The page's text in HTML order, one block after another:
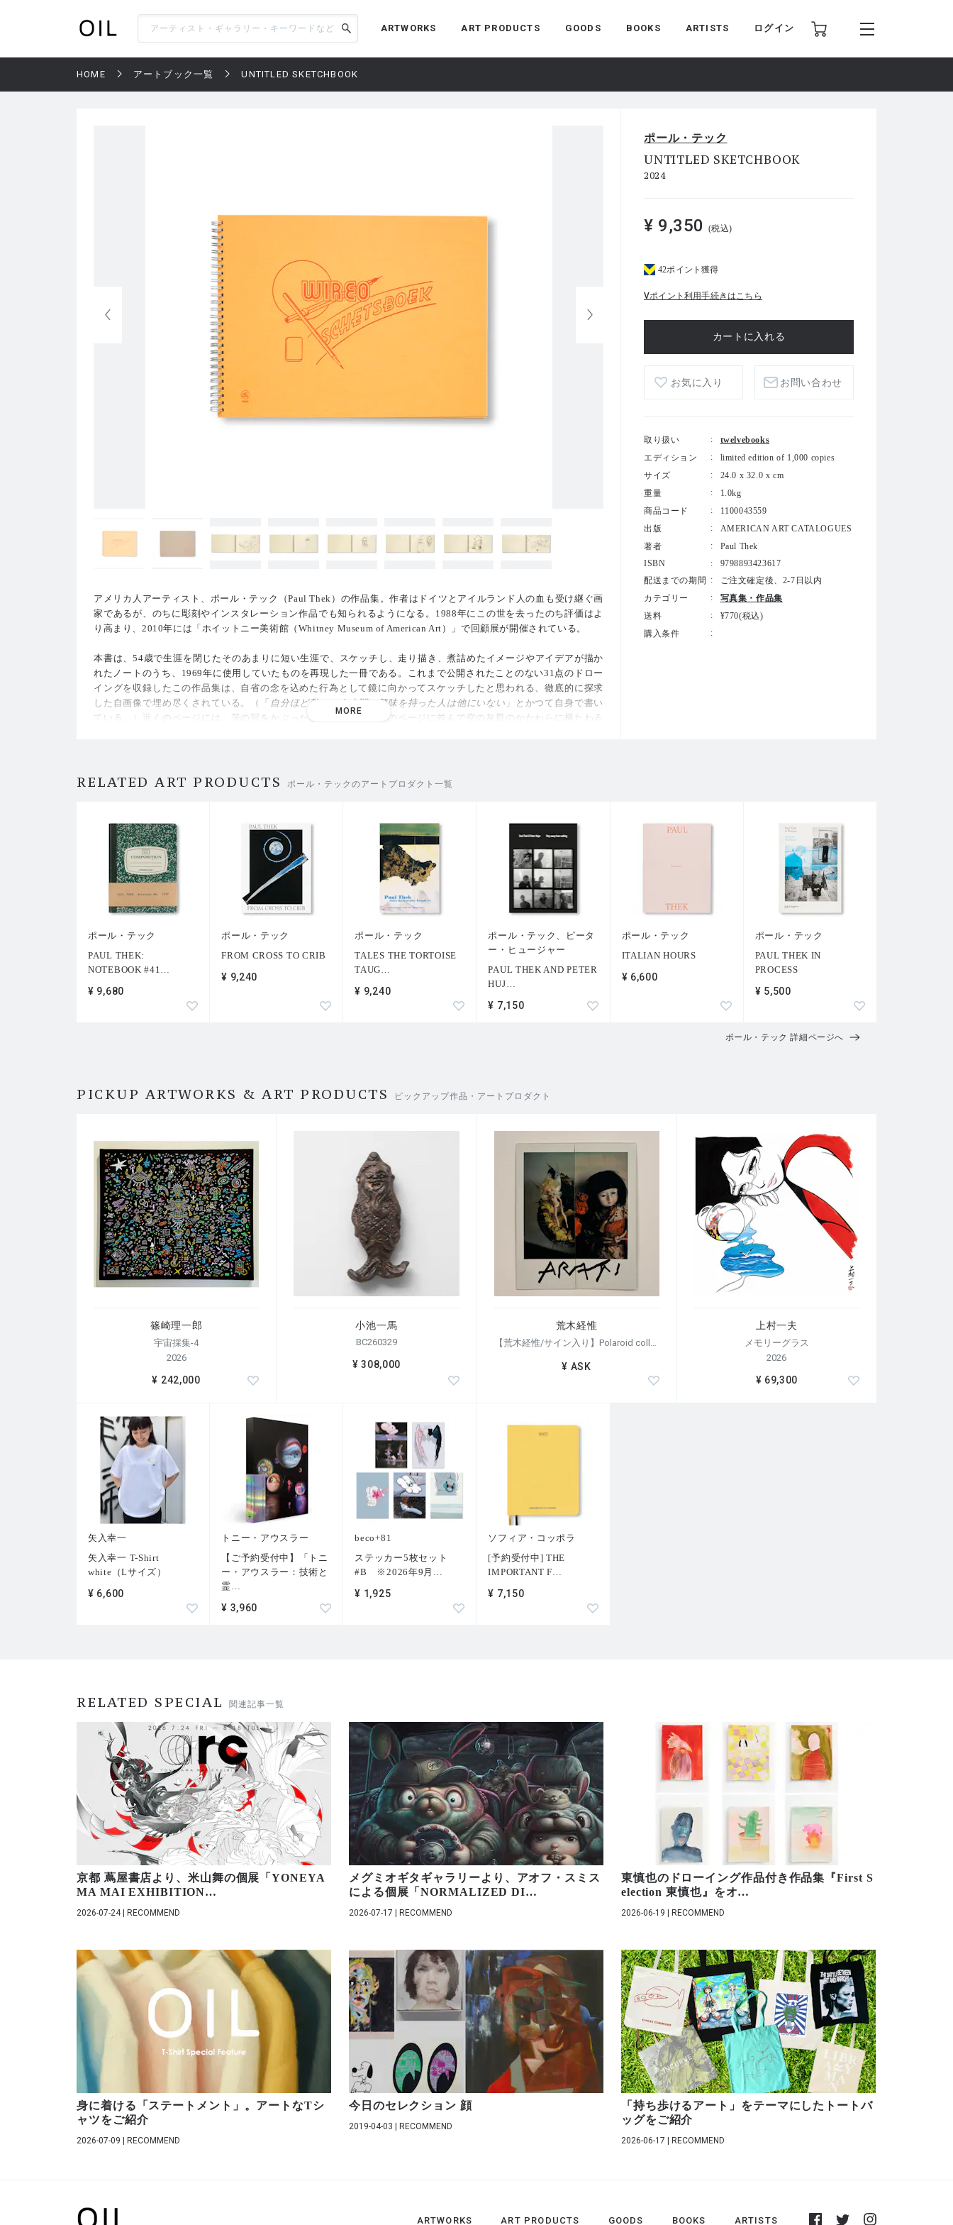
ARTWORKS ART PRODUCTS GOODS BOOKS ARTISTS ログイン
HOME アートブック一覧 UNTITLED SKETCHBOOK
アメリカ人アーティスト、ポール・テック（Paul Thek）の作品集。作者はドイツとアイルランド人の血も受け継ぐ画
家であるが、のちに彫刻やインスタレーション作品でも知られるようになる。1988年にこの世を去ったのち評価はよ
り高まり、2010年には「ホイットニー美術館（Whitney Museum of American Art）」で回顧展が開催されている。
本書は、54歳で生涯を閉じたそのあまりに短い生涯で、スケッチし、走り描き、煮詰めたイメージやアイデアが描か
れたノートのうち、1969年に使用していたものを再現した一冊である。これまで公開されたことのない31点のドロー
イングを収録したこの作品集は、自省の念を込めた行為として鏡に向かってスケッチしたと思われる、徹底的に探求
した自画像で埋め尽くされている。（「 自分ほど私という人間に興味を持った人は他にいない 」とかつて自身で書い
ている。）近くのページには、茨の冠をかぶったキリスト像や、そのページに並んで空の灰皿のかたわらに横たわる
1933年にニューヨークのブルックリンで生まれた作者は、1960年代に初めて注目を集めた。先駆的なインスタレーシ
私は時々、時間以外には何もないと思うことがある、 」作者は語る。「あなたが目にするもの、あなたが感じるも
のは、その瞬間、時間がどのように見えているかということなのだ」—— このことこそ、作者の芸術性が現在もこれ
ほど力強くあり続けている理由を説明しているかもしれない。
MORE
ポール・テック
UNTITLED SKETCHBOOK
2024
¥ 9,350 (税込)
42ポイント獲得
Vポイント利用手続きはこちら
お気に入り お問い合わせ
取り扱い
twelvebooks
エディション
limited edition of 1,000 copies
サイズ
24.0 x 32.0 x cm
重量
1.0kg
商品コード
1100043559
出版
AMERICAN ART CATALOGUES
著者
Paul Thek
ISBN
9798893423617
配送までの期間
ご注文確定後、2-7日以内
カテゴリー
写真集・作品集
送料
¥770(税込)
購入条件
RELATED ART PRODUCTS ポール・テックのアートプロダクト一覧
ポール・テック
PAUL THEK:
NOTEBOOK #41…
¥ 9,680
ポール・テック
FROM CROSS TO CRIB
¥ 9,240
ポール・テック
TALES THE TORTOISE
TAUG…
¥ 9,240
ポール・テック、ピータ
ー・ヒュージャー
PAUL THEK AND PETER
HUJ…
¥ 7,150
ポール・テック
ITALIAN HOURS
¥ 6,600
ポール・テック
PAUL THEK IN
PROCESS
¥ 5,500
ポール・テック 詳細ページへ
PICKUP ARTWORKS & ART PRODUCTS ピックアップ作品・アートプロダクト
篠崎理一郎
宇宙採集-4
2026
¥ 242,000
小池一馬
BC260329
¥ 308,000
荒木経惟
【荒木経惟/サイン入り】Polaroid collage
¥ ASK
上村一夫
メモリーグラス
2026
¥ 69,300
矢入幸一
矢入幸一 T-Shirt
white（Lサイズ）
¥ 6,600
トニー・アウスラー
【ご予約受付中】「トニ
ー・アウスラー：技術と
霊
¥ 3,960
beco+81
ステッカー5枚セット
#B ※2026年9月
¥ 1,925
ソフィア・コッポラ
[予約受付中] THE
IMPORTANT F
¥ 7,150
RELATED SPECIAL 関連記事一覧
京都 蔦屋書店より、米山舞の個展「YONEYA
MA MAI EXHIBITION…
2026-07-24 | RECOMMEND
メグミオギタギャラリーより、アオフ・スミス
による個展「NORMALIZED DI…
2026-07-17 | RECOMMEND
東慎也のドローイング作品付き作品集『First S
election 東慎也』をオ…
2026-06-19 | RECOMMEND
身に着ける「ステートメント」。アートなTシ
ャツをご紹介
2026-07-09 | RECOMMEND
今日のセレクション 顔
2019-04-03 | RECOMMEND
「持ち歩けるアート」をテーマにしたトートバ
ッグをご紹介
2026-06-17 | RECOMMEND
ARTWORKS ART PRODUCTS GOODS BOOKS ARTISTS